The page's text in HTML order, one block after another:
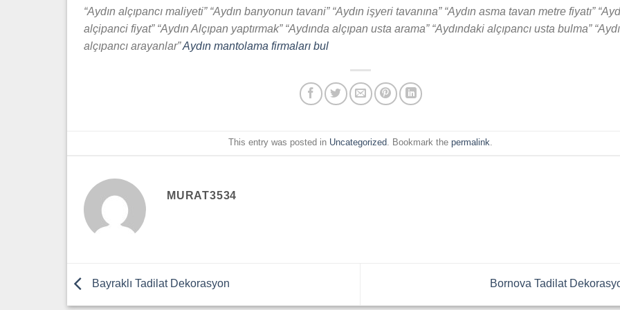
“Aydın alçıpancı maliyeti” “Aydın banyonun tavani” “Aydın işyeri tavanına” “Aydın asma tavan metre fiyatı”
alçipanci fiyat” “Aydın Alçıpan yaptırmak” “Aydında alçıpan usta arama” “Aydındaki alçıpancı usta bulma”
alçıpancı arayanlar”Aydın mantolama firmaları bul
This entry was posted in Uncategorized. Bookmark the permalink.
MURAT3534
Bayraklı Tadilat Dekorasyon Bornova Tadilat